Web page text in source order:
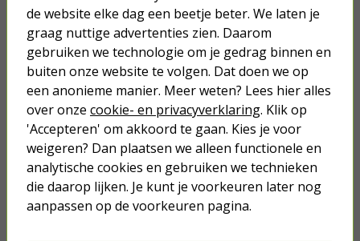
Je verwacht het niet
Turbo onkruidverdelger (Concentraat,
3x 100ml) | Ook voor je gazon!
43,50
40,
89
de website elke dag een beetje beter. We laten je
graag nuttige advertenties zien. Daarom
gebruiken we technologie om je gedrag binnen en
buiten onze website te volgen. Dat doen we op
een anonieme manier. Meer weten? Lees hier alles
over onze cookie- en privacyverklaring. Klik op
'Accepteren' om akkoord te gaan. Kies je voor
weigeren? Dan plaatsen we alleen functionele en
analytische cookies en gebruiken we technieken
die daarop lijken. Je kunt je voorkeuren later nog
aanpassen op de voorkeuren pagina.